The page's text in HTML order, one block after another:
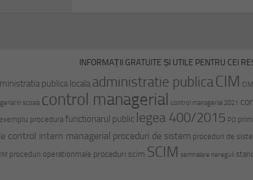
INFORMAȚII GRATUITE ȘI UTILE PENTRU CEI
publica locala administratie publicaCIM
in scoala control managerial control managerial 2021
exemplu procedura functionarul public legea 400/2015 PO
control intern managerial proceduri de sistem proceduri de
proceduri operationmale proceduri scim SCIM semnalare nereguli